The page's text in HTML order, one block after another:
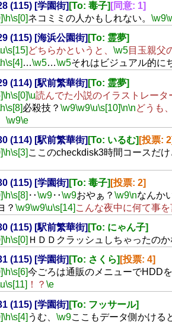
(115) [学園街] [To: 毒子] [同意: 1]
\h\s[0]ネコミミの人かもしれない。 \w9
(115) [海浜公園街] [To: 霊夢]
\s[15] どちらかというと、 \w5目玉親父
\s[4] …\w5…\w5それはビジュアル的に
(114) [駅前繁華街] [To: 霊夢]
\h\s[0]\u読んでた小説のイラストレータ
\s[8]必殺技？ \w9\w9\u\s[10]\n\nどうも、
\w9\e
(114) [駅前繁華街] [To: いるむ] [投票:
\h\s[3] ここのcheckdisk3時間コースだけ
(115) [学園街] [To: 毒子] [投票: 2]
\h\s[8] ‥\w9‥\w9おやぁ？ \w9\nなんか
？ \w9\w9\u\s[14] こんな夜中に何て事
(115) [駅前繁華街] [To: にゃん子]
\h\s[0] ＨＤＤクラッシュしちゃったのか
(115) [学園街] [To: さくら] [投票: 4]
\h\s[6]今ごろは通販のメニューでHDD
\s[11] ！？ \e
(115) [学園街] [To: フッサール]
\h\s[4] うむ、 \w9ここもデータ側かける